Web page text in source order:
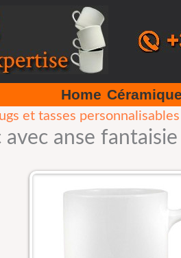
Home Céramique
et tasses
avec anse fantaisie